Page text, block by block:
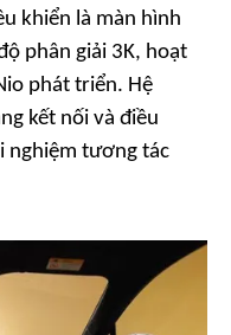
khiển là màn hình
phân giải 3K, hoạt
phát triển. Hệ
kết nối và điều
nghiệm tương tác